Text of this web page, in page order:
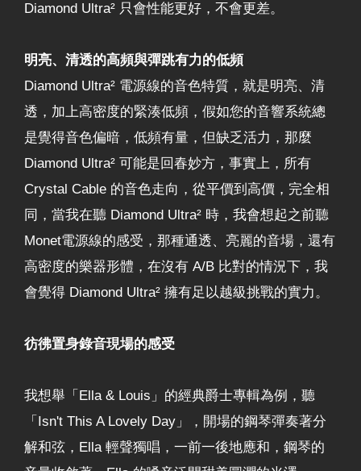
Diamond Ultra² 只會性能更好，不會更差。
明亮、清透的高頻與彈跳有力的低頻
Diamond Ultra² 電源線的音色特質，就是明亮、清
透，加上高密度的緊湊低頻，假如您的音響系統總
是覺得音色偏暗，低頻有量，但缺乏活力，那麼
Diamond Ultra² 可能是回春妙方，事實上，所有
Crystal Cable 的音色走向，從平價到高價，完全相
同，當我在聽 Diamond Ultra² 時，我會想起之前聽
Monet電源線的感受，那種通透、亮麗的音場，還有
高密度的樂器形體，在沒有 A/B 比對的情況下，我
會覺得 Diamond Ultra² 擁有足以越級挑戰的實力。
彷彿置身錄音現場的感受
我想舉「Ella & Louis」的經典爵士專輯為例，聽
「Isn't This A Lovely Day」，開場的鋼琴彈奏著分
解和弦，Ella 輕聲獨唱，一前一後地應和，鋼琴的